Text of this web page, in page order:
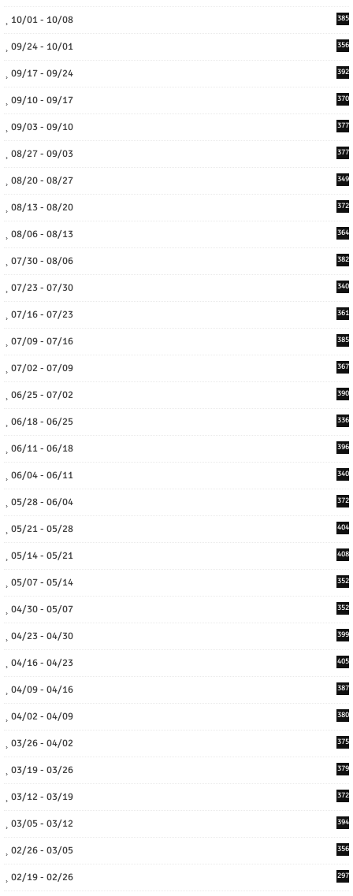
10/01 - 10/08 385
09/24 - 10/01 356
09/17 - 09/24 392
09/10 - 09/17 370
09/03 - 09/10 377
08/27 - 09/03 377
08/20 - 08/27 349
08/13 - 08/20 372
08/06 - 08/13 364
07/30 - 08/06 382
07/23 - 07/30 340
07/16 - 07/23 361
07/09 - 07/16 385
07/02 - 07/09 367
06/25 - 07/02 390
06/18 - 06/25 336
06/11 - 06/18 396
06/04 - 06/11 340
05/28 - 06/04 372
05/21 - 05/28 404
05/14 - 05/21 408
05/07 - 05/14 352
04/30 - 05/07 352
04/23 - 04/30 399
04/16 - 04/23 405
04/09 - 04/16 387
04/02 - 04/09 380
03/26 - 04/02 375
03/19 - 03/26 379
03/12 - 03/19 372
03/05 - 03/12 394
02/26 - 03/05 356
02/19 - 02/26 297